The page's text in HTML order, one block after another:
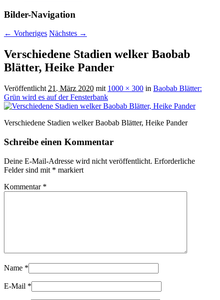
Bilder-Navigation
← Vorheriges Nächstes →
Verschiedene Stadien welker Baobab
Blätter, Heike Pander
Veröffentlicht 21. März 2020 mit 1000 × 300 in Baobab Blätter:
Grün wird es auf der Fensterbank
Verschiedene Stadien welker Baobab Blätter, Heike Pander
Schreibe einen Kommentar
Deine E-Mail-Adresse wird nicht veröffentlicht. Erforderliche
Felder sind mit * markiert
Kommentar *
Name *
E-Mail *